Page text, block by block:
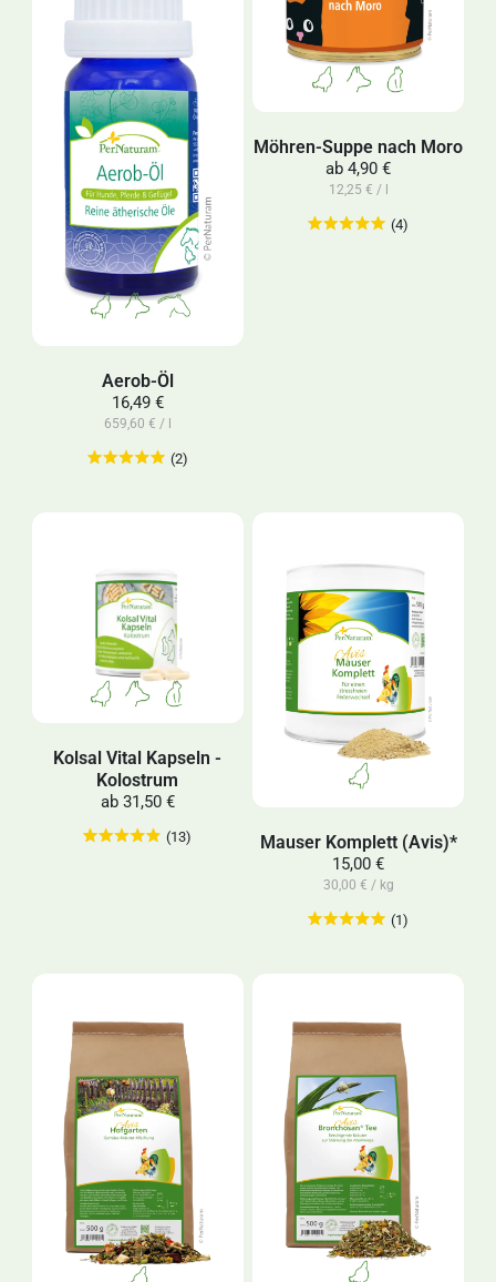
Aerob-Öl
16,49 €
659,60 € / l
(2)
Möhren-Suppe nach Moro
ab 4,90 €
12,25 € / l
(4)
Kolsal Vital Kapseln -
Kolostrum
ab31,50 €
(13) Mauser Komplett (Avis)*
15,00 €
30,00 € / kg
(1)